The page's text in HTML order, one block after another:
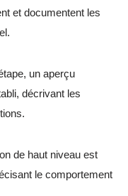
et documentent les
un aperçu
décrivant les
de haut niveau est
le comportement